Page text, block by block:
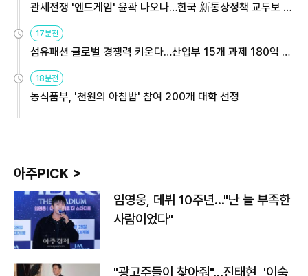
관세전쟁 '엔드게임' 윤곽 나오나…한국 新통상정책 교두보 활
용해야
17분전
섬유패션 글로벌 경쟁력 키운다…산업부 15개 과제 180억 지
원
18분전
농식품부, '천원의 아침밥' 참여 200개 대학 선정
아주PICK >
임영웅, 데뷔 10주년…"난 늘 부족한
사람이었다"
"광고주들이 찾아줘"…진태현, '이숙